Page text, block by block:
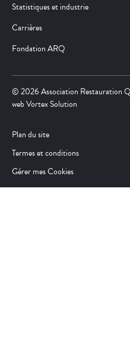
Statistiques et industrie
Carrières
Fondation ARQ
© 2026 Association Restauration
webVortex Solution
Plan du site
Termes et conditions
Gérer mes Cookies